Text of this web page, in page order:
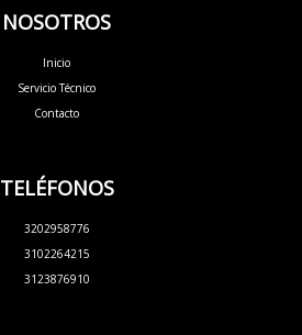
NOSOTROS
Inicio
Servicio Técnico
Contacto
TELÉFONOS
3202958776
3102264215
3123876910